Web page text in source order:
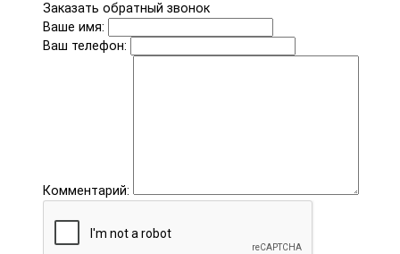
Заказать обратный звонок
Ваше имя:
Ваш телефон:
Комментарий: